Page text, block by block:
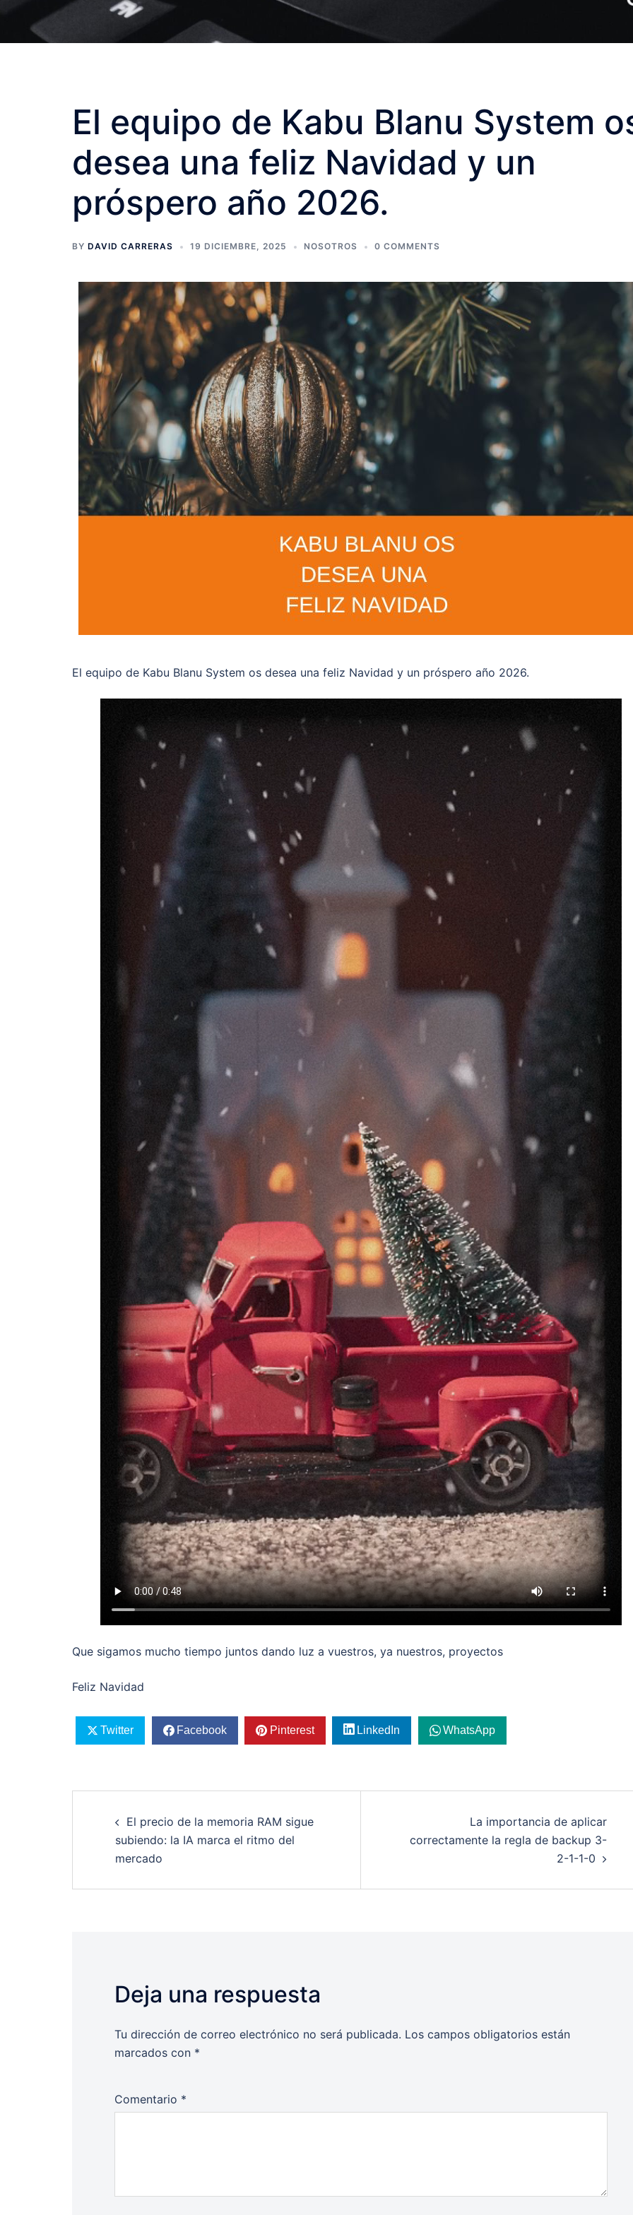
El equipo de Kabu Blanu System
desea una feliz Navidad y un
próspero año 2026.
BY DAVID CARRERAS 19 DICIEMBRE, 2025 NOSOTROS 0 COMMENTS
El equipo de Kabu Blanu System os desea una feliz Navidad y un próspero año 2026.
Que sigamos mucho tiempo juntos dando luz a vuestros, ya nuestros, proyectos
Feliz Navidad
Twitter Facebook Pinterest LinkedIn WhatsApp
navigation
El precio de la memoria RAM sigue
subiendo: la IA marca el ritmo del
mercado
La importancia de aplicar
correctamente la regla de backup 3-
2-1-1-0
Deja una respuesta
Tu dirección de correo electrónico no será publicada. Los campos obligatorios están
marcados con *
Comentario *